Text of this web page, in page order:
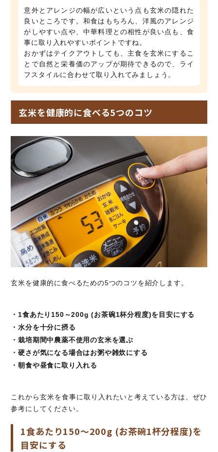
意外とアレンジの幅が広いという点も玄米の隠れた
良いところです。和食はもちろん、洋風のアレンジ
がしやすい点や、中華料理との相性が良い点も、食
事に取り入れやすいポイントですね。
おかずはテイクアウトしても、主食を玄米にするこ
とで自然と栄養価のアップが期待できるので、ライ
フスタイルに合わせて取り入れてみましょう。
玄米を健康的に食べる5つのコツ
玄米を健康的に食べるための5つのコツを紹介します。
・1食あたり150～200g (お茶碗1杯分程度)を目安にする
・水分を十分に摂る
・栽培期間中農薬不使用の玄米を選ぶ
・硬さが気になる場合はお粥や雑炊にする
・朝食や昼食に取り入れる
これから玄米を食事に取り入れたいと考えている方は、ぜひ
参考にしてください。
1食あたり150～200g (お茶碗1杯分程度)を
目安にする